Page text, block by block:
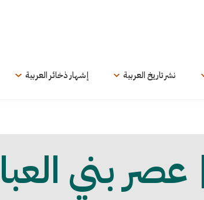
نشر تاريخ العربية إشهار ذخائر العربية
عصر بني